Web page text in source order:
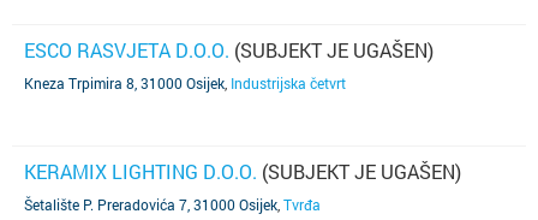
ESCO RASVJETA D.O.O. (SUBJEKT JE UGAŠEN)
Kneza Trpimira 8, 31000 Osijek Industrijska četvrt
KERAMIX LIGHTING D.O.O. (SUBJEKT JE UGAŠEN)
Šetalište P. Preradovića 7, 31000 Osijek Tvrđa